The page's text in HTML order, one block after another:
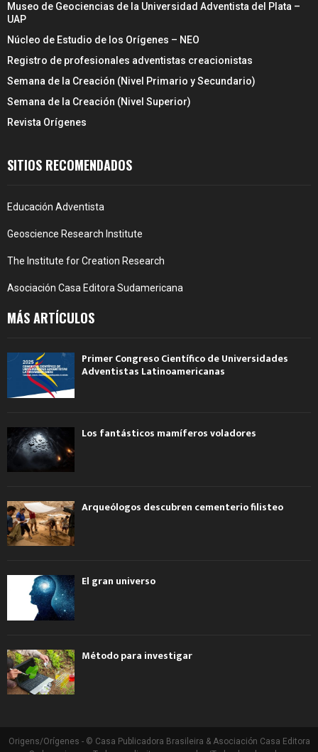
Museo de Geociencias de la Universidad Adventista del Plata –
UAP
Núcleo de Estudio de los Orígenes – NEO
Registro de profesionales adventistas creacionistas
Semana de la Creación (Nivel Primario y Secundario)
Semana de la Creación (Nivel Superior)
Revista Orígenes
SITIOS RECOMENDADOS
Educación Adventista
Geoscience Research Institute
The Institute for Creation Research
Asociación Casa Editora Sudamericana
MÁS ARTÍCULOS
Primer Congreso Científico de Universidades
Adventistas Latinoamericanas
Los fantásticos mamíferos voladores
Arqueólogos descubren cementerio filisteo
El gran universo
Método para investigar
Origens/Orígenes - © Casa Publicadora Brasileira & Asociación Casa Editora